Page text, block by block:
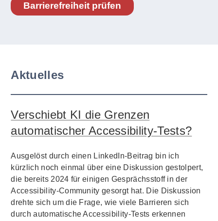
Barrierefreiheit prüfen
Aktuelles
Verschiebt KI die Grenzen
automatischer Accessibility-Tests?
Ausgelöst durch einen LinkedIn-Beitrag bin ich
kürzlich noch einmal über eine Diskussion gestolpert,
die bereits 2024 für einigen Gesprächsstoff in der
Accessibility-Community gesorgt hat. Die Diskussion
drehte sich um die Frage, wie viele Barrieren sich
durch automatische Accessibility-Tests erkennen